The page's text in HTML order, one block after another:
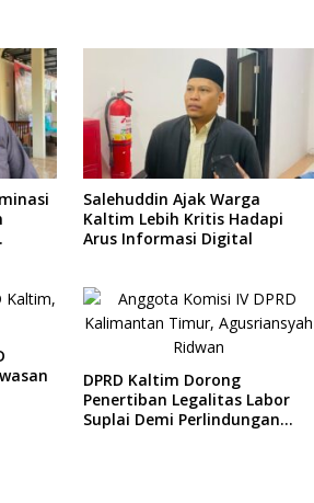
Salehuddin Ajak Warga
Kaltim Lebih Kritis Hadapi
Arus Informasi Digital
DPRD Kaltim Dorong
Penertiban Legalitas Labor
Suplai Demi Perlindungan